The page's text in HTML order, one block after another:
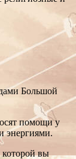
Большой
помощи у
энергиями.
которой вы